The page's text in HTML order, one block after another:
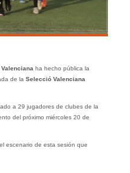
ha hecho pública la
de la Selecció Valenciana
a 29 jugadores de clubes de la
del próximo miércoles 20 de
escenario de esta sesión que